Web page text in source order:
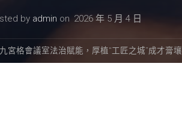
by admin on 2026 年 5 月 4 日
宮格會議室法治賦能，厚植“工匠之城”成才膏壤